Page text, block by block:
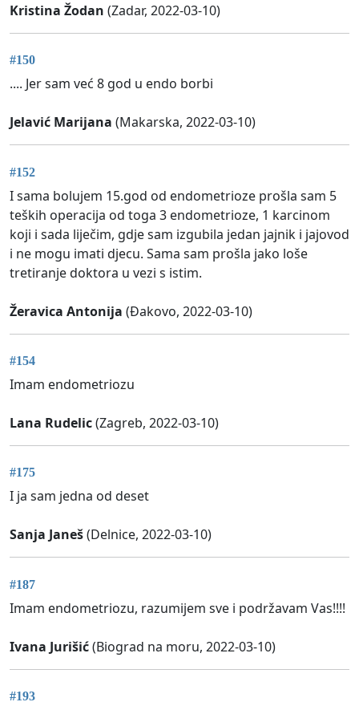
Kristina Žodan (Zadar, 2022-03-10)
#150
.... Jer sam već 8 god u endo borbi
Jelavić Marijana (Makarska, 2022-03-10)
#152
I sama bolujem 15.god od endometrioze prošla sam 5
teških operacija od toga 3 endometrioze, 1 karcinom
koji i sada liječim, gdje sam izgubila jedan jajnik i jajovod
i ne mogu imati djecu. Sama sam prošla jako loše
tretiranje doktora u vezi s istim.
Žeravica Antonija (Đakovo, 2022-03-10)
#154
Imam endometriozu
Lana Rudelic(Zagreb, 2022-03-10)
#175
I ja sam jedna od deset
Sanja Janeš(Delnice, 2022-03-10)
#187
Imam endometriozu, razumijem sve i podržavam Vas!!!!
Ivana Jurišić(Biograd na moru, 2022-03-10)
#193